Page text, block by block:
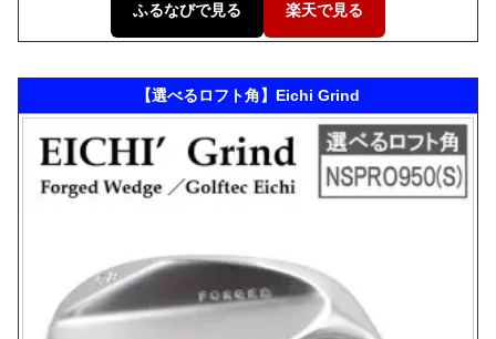
ふるなびで見る 楽天で見る
【選べるロフト角】Eichi Grind